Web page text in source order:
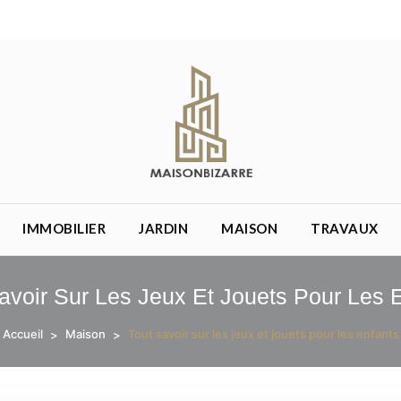
IMMOBILIER JARDIN MAISON TRAVAUX
Sur Les Jeux Et Jouets Pour Les
Accueil Maison Tout savoir sur les jeux et jouets pour les enfants